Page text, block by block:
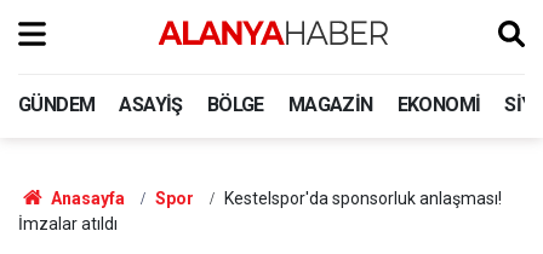
GÜNDEM ASAYIŞ BÖLGE MAGAZIN EKONOMI
Anasayfa Spor
Kestelspor'da sponsorluk anlaşması!
İmzalar atıldı